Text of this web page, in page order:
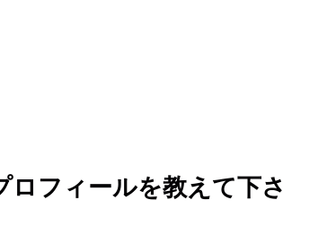
ロフィールを教えて下さ